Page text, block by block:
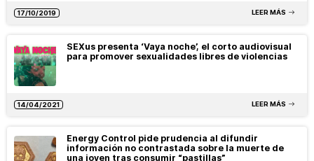
17/10/2019 LEER MÁS
SEXus presenta ‘Vaya noche’, el corto audiovisual
para promover sexualidades libres de violencias
14/04/2021 LEER MÁS
Energy Control pide prudencia al difundir
información no contrastada sobre la muerte de
una joven tras consumir “pastillas”